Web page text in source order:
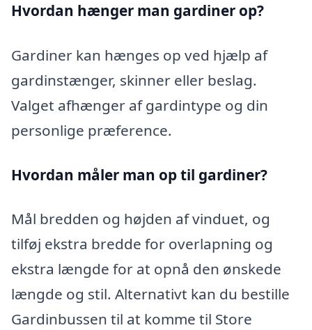
Hvordan hænger man gardiner op?
Gardiner kan hænges op ved hjælp af
gardinstænger, skinner eller beslag.
Valget afhænger af gardintype og din
personlige præference.
Hvordan måler man op til gardiner?
Mål bredden og højden af vinduet, og
tilføj ekstra bredde for overlapning og
ekstra længde for at opnå den ønskede
længde og stil. Alternativt kan du bestille
Gardinbussen til at komme til Store